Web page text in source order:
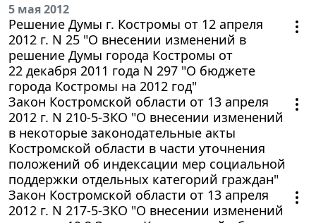
5 мая 2012
Решение Думы г. Костромы от 12 апреля
2012 г. N 25 "О внесении изменений в
решение Думы города Костромы от
22 декабря 2011 года N 297 "О бюджете
города Костромы на 2012 год"
Закон Костромской области от 13 апреля
2012 г. N 210-5-ЗКО "О внесении изменений
в некоторые законодательные акты
Костромской области в части уточнения
положений об индексации мер социальной
поддержки отдельных категорий граждан"
Закон Костромской области от 13 апреля
2012 г. N 217-5-ЗКО "О внесении изменений